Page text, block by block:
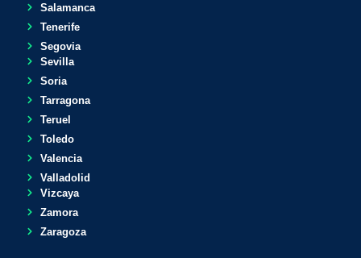
Salamanca
Tenerife
Segovia
Sevilla
Soria
Tarragona
Teruel
Toledo
Valencia
Valladolid
Vizcaya
Zamora
Zaragoza